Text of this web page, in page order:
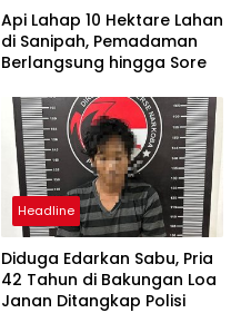
Api Lahap 10 Hektare Lahan
di Sanipah, Pemadaman
Berlangsung hingga Sore
Headline
Diduga Edarkan Sabu, Pria
42 Tahun di Bakungan Loa
Janan Ditangkap Polisi